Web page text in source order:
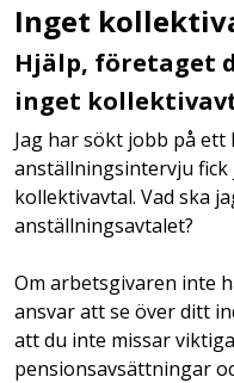
Inget
Hjälp, företaget
inget
Jag har sökt jobb på
anställningsintervju
kollektivavtal. Vad ska
anställningsavtalet?
Om arbetsgivaren inte
ansvar att se över ditt
att du inte missar
pensionsavsättningar